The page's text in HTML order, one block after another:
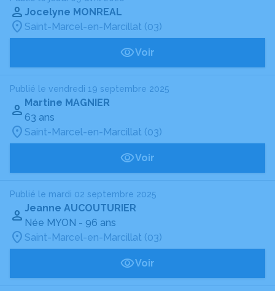
Jocelyne MONREAL
Saint-Marcel-en-Marcillat (03)
Voir
Publié le vendredi 19 septembre 2025
Martine MAGNIER
63 ans
Saint-Marcel-en-Marcillat (03)
Voir
Publié le mardi 02 septembre 2025
Jeanne AUCOUTURIER
Née MYON - 96 ans
Saint-Marcel-en-Marcillat (03)
Voir